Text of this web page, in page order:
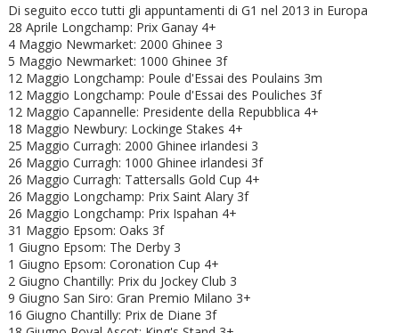
Di seguito ecco tutti gli appuntamenti di G1 nel 2013 in Europa
28 Aprile Longchamp: Prix Ganay 4+
4 Maggio Newmarket: 2000 Ghinee 3
5 Maggio Newmarket: 1000 Ghinee 3f
12 Maggio Longchamp: Poule d'Essai des Poulains 3m
12 Maggio Longchamp: Poule d'Essai des Pouliches 3f
12 Maggio Capannelle: Presidente della Repubblica 4+
18 Maggio Newbury: Lockinge Stakes 4+
25 Maggio Curragh: 2000 Ghinee irlandesi 3
26 Maggio Curragh: 1000 Ghinee irlandesi 3f
26 Maggio Curragh: Tattersalls Gold Cup 4+
26 Maggio Longchamp: Prix Saint Alary 3f
26 Maggio Longchamp: Prix Ispahan 4+
31 Maggio Epsom: Oaks 3f
1 Giugno Epsom: The Derby 3
1 Giugno Epsom: Coronation Cup 4+
2 Giugno Chantilly: Prix du Jockey Club 3
9 Giugno San Siro: Gran Premio Milano 3+
16 Giugno Chantilly: Prix de Diane 3f